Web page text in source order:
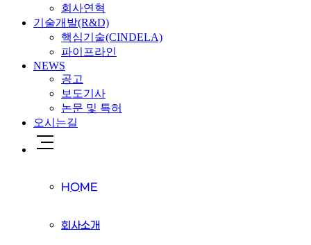
회사연혁
기술개발(R&D)
핵심기술(CINDELA)
파이프라인
NEWS
공고
보도기사
논문 및 특허
오시는길
HOME
회사소개